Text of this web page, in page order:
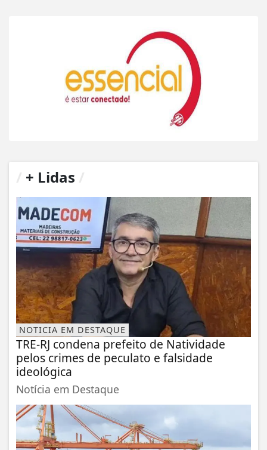
+ Lidas
NOTICIA EM DESTAQUE
TRE-RJ condena prefeito de Natividade
pelos crimes de peculato e falsidade
ideológica
Notícia em Destaque